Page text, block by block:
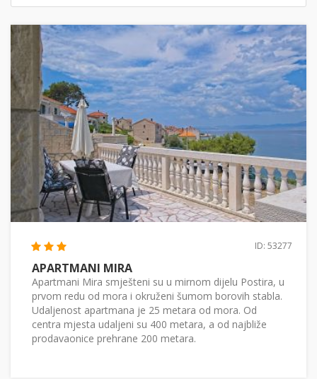
ID: 53277
APARTMANI MIRA
Apartmani Mira smješteni su u mirnom dijelu Postira, u
prvom redu od mora i okruženi šumom borovih stabla.
Udaljenost apartmana je 25 metara od mora. Od
centra mjesta udaljeni su 400 metara, a od najbliže
prodavaonice prehrane 200 metara.